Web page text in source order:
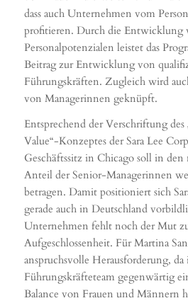
dass auch Unternehmen vom
profitieren. Durch die Entwicklung
Personalpotenzialen leistet das
Beitrag zur Entwicklung von
Führungskräften. Zugleich wird
von Managerinnen geknüpft.
Entsprechend der Verschriftung
Value“-Konzeptes der Sara Lee
Geschäftssitz in Chicago soll in den
Anteil der Senior-Managerinnen
betragen. Damit positioniert sich
gerade auch in Deutschland
Unternehmen fehlt noch der Mut
Aufgeschlossenheit. Für Martina
anspruchsvolle Herausforderung,
Führungskräfteteam gegenwärtig
Balance von Frauen und Männern